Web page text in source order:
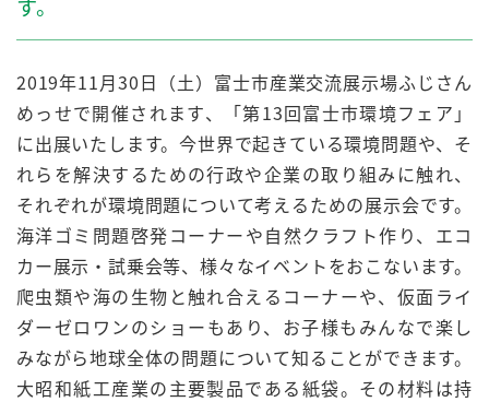
す。
2019年11月30日（土）富士市産業交流展示場ふじさん
めっせで開催されます、「第13回富士市環境フェア」
に出展いたします。今世界で起きている環境問題や、そ
れらを解決するための行政や企業の取り組みに触れ、
それぞれが環境問題について考えるための展示会です。
海洋ゴミ問題啓発コーナーや自然クラフト作り、エコ
カー展示・試乗会等、様々なイベントをおこないます。
爬虫類や海の生物と触れ合えるコーナーや、仮面ライ
ダーゼロワンのショーもあり、お子様もみんなで楽し
みながら地球全体の問題について知ることができます。
大昭和紙工産業の主要製品である紙袋。その材料は持